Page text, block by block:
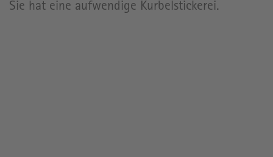
Sie hat eine aufwendige Kurbelstickerei.